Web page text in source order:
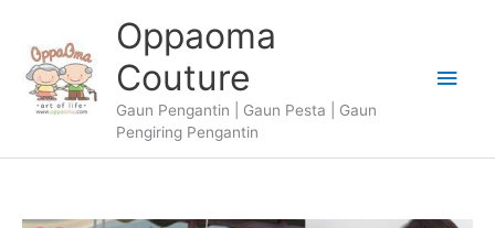
content
Oppaoma
Couture
Gaun Pengantin | Gaun Pesta | Gaun
Pengiring Pengantin
Main